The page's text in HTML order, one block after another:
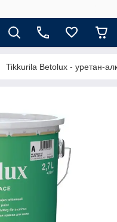
Tikkurila Betolux - уретан-